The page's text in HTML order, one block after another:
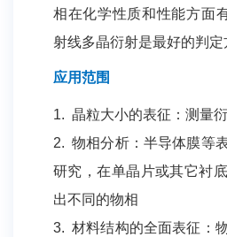
相在化学性质和性能方面
射线多晶衍射是最好的判定
应用范围
1. 晶粒大小的表征：测量
2. 物相分析：半导体膜等
研究，在单晶片或其它衬
出不同的物相
3. 材料结构的全面表征：